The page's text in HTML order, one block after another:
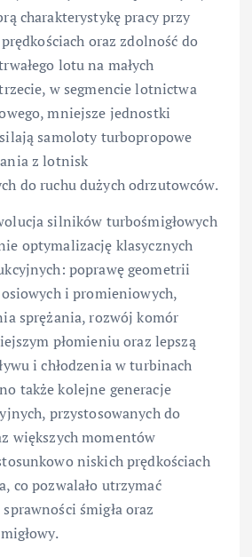
charakterystykę pracy przy
oraz zdolność do
lotu na małych
w segmencie lotnictwa
mniejsze jednostki
samoloty turbopropowe
z lotnisk
do ruchu dużych odrzutowców.
silników turbośmigłowych
optymalizację klasycznych
poprawę geometrii
osiowych i promieniowych,
sprężania, rozwój komór
płomieniu oraz lepszą
i chłodzenia w turbinach
także kolejne generacje
przystosowanych do
większych momentów
niskich prędkościach
co pozwalało utrzymać
śmigła oraz